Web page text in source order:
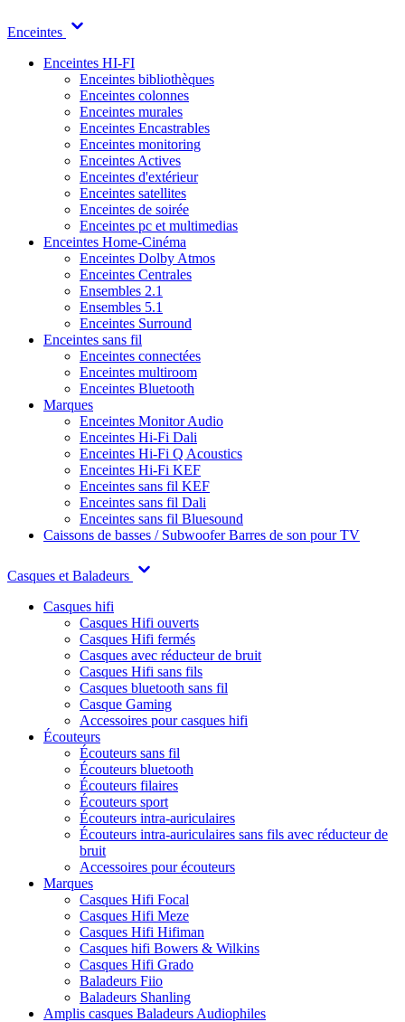
Enceintes
Enceintes HI-FI
Enceintes bibliothèques
Enceintes colonnes
Enceintes murales
Enceintes Encastrables
Enceintes monitoring
Enceintes Actives
Enceintes d'extérieur
Enceintes satellites
Enceintes de soirée
Enceintes pc et multimedias
Enceintes Home-Cinéma
Enceintes Dolby Atmos
Enceintes Centrales
Ensembles 2.1
Ensembles 5.1
Enceintes Surround
Enceintes sans fil
Enceintes connectées
Enceintes multiroom
Enceintes Bluetooth
Marques
Enceintes Monitor Audio
Enceintes Hi-Fi Dali
Enceintes Hi-Fi Q Acoustics
Enceintes Hi-Fi KEF
Enceintes sans fil KEF
Enceintes sans fil Dali
Enceintes sans fil Bluesound
Caissons de basses / SubwooferBarres de son pour TV
Casques et Baladeurs
Casques hifi
Casques Hifi ouverts
Casques Hifi fermés
Casques avec réducteur de bruit
Casques Hifi sans fils
Casques bluetooth sans fil
Casque Gaming
Accessoires pour casques hifi
Écouteurs
Écouteurs sans fil
Écouteurs bluetooth
Écouteurs filaires
Écouteurs sport
Écouteurs intra-auriculaires
Écouteurs intra-auriculaires sans fils avec réducteur de
bruit
Accessoires pour écouteurs
Marques
Casques Hifi Focal
Casques Hifi Meze
Casques Hifi Hifiman
Casques hifi Bowers & Wilkins
Casques Hifi Grado
Baladeurs Fiio
Baladeurs Shanling
Amplis casques Baladeurs Audiophiles